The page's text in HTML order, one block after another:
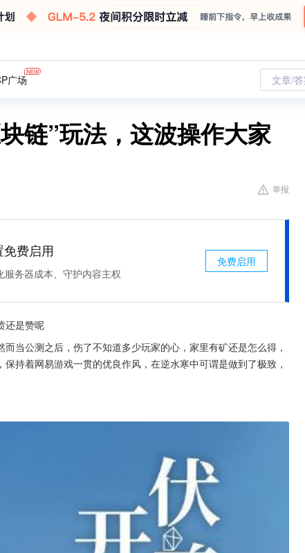
广场 文章/
链”玩法，这波操作大家
举报
费启用
服务器成本、守护内容主权
免费启用
还是赞呢
当公测之后，伤了不知道多少玩家的心，家里有矿还是怎么得，
持着网易游戏一贯的优良作风，在逆水寒中可谓是做到了极致，